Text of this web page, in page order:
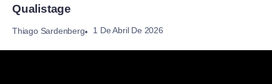
Qualistage
Thiago Sardenberg 1 De Abril De 2026